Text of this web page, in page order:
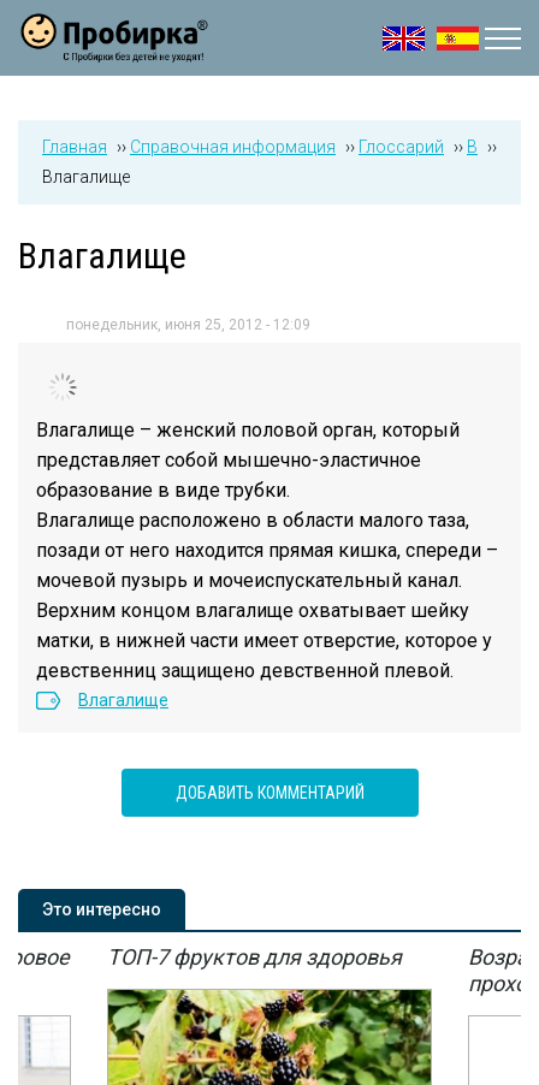
Jump to navigation
Главная ›› Справочная информация ›› Глоссарий ›› В
››
Влагалище
Влагалище
понедельник, июня 25, 2012 - 12:09
Влагалище – женский половой орган, который
представляет собой мышечно-эластичное
образование в виде трубки.
Влагалище расположено в области малого таза,
позади от него находится прямая кишка, спереди –
мочевой пузырь и мочеиспускательный канал.
Верхним концом влагалище охватывает шейку
матки, в нижней части имеет отверстие, которое у
девственниц защищено девственной плевой.
Влагалище
ДОБАВИТЬ КОММЕНТАРИЙ
Это интересно
ТОП-7 фруктов для здоровья